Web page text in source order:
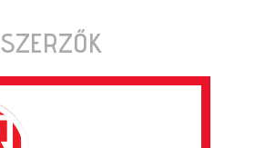
SZERZŐK